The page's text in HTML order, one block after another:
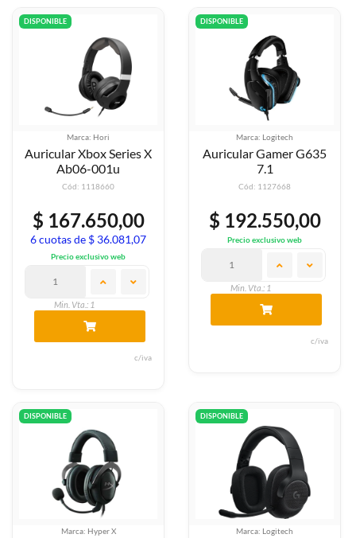
DISPONIBLE
Marca: Hori
Auricular Xbox Series X
Ab06-001u
Cód: 1118660
$ 167.650,00
6 cuotas de $ 36.081,07
Precio exclusivo web
Min. Vta.: 1
c/iva
DISPONIBLE
Marca: Logitech
Auricular Gamer G635
7.1
Cód: 1127668
$ 192.550,00
Precio exclusivo web
Min. Vta.: 1
c/iva
DISPONIBLE
Marca: Hyper X
DISPONIBLE
Marca: Logitech